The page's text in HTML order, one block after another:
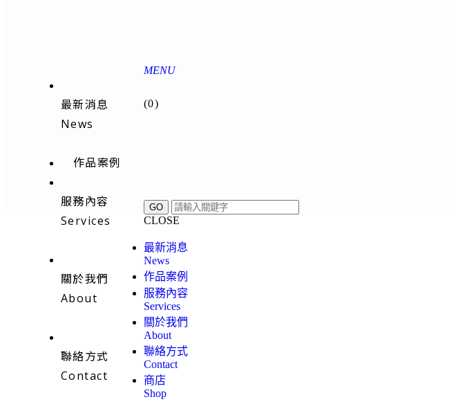
最新消息
News
作品案例
服務內容
Services
關於我們
About
聯絡方式
Contact
MENU
(0)
CLOSE
最新消息
News
作品案例
服務內容
Services
關於我們
About
聯絡方式
Contact
商店
Shop